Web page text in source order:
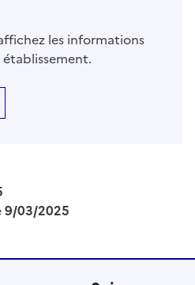
les informations
9/03/2025